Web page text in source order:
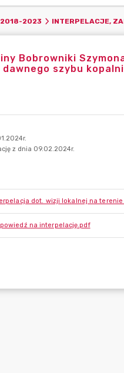
2018-2023 INTERPELACJE,
Bobrowniki
szybu
dot. wizji lokalnej na
na interpelację.pdf